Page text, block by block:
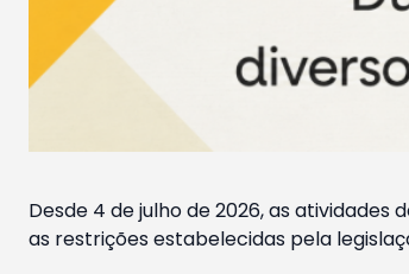
Desde 4 de julho de 2026, as
as restrições estabelecidas pela